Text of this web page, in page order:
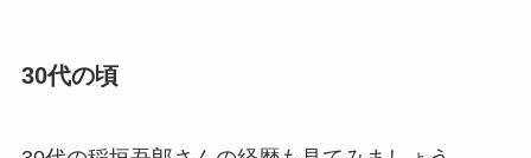
30代の頃